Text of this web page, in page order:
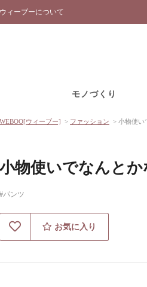
ウィーブーについて
モノづくり
WEBOO[ウィーブー] > ファッション > 小物使い
小物使いでなんと
#パンツ
お気に入り